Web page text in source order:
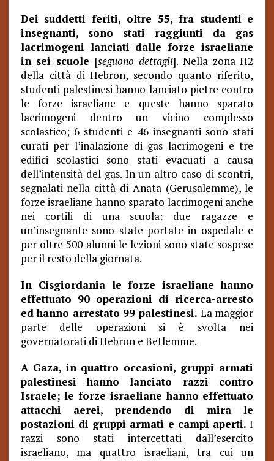
Dei suddetti feriti, oltre 55, fra studenti e
insegnanti, sono stati raggiunti da gas
lacrimogeni lanciati dalle forze israeliane
in sei scuole [seguono dettagli]. Nella zona H2
della città di Hebron, secondo quanto riferito,
studenti palestinesi hanno lanciato pietre contro
le forze israeliane e queste hanno sparato
lacrimogeni dentro un vicino complesso
scolastico; 6 studenti e 46 insegnanti sono stati
curati per l’inalazione di gas lacrimogeni e tre
edifici scolastici sono stati evacuati a causa
dell’intensità del gas. In un altro caso di scontri,
segnalati nella città di Anata (Gerusalemme), le
forze israeliane hanno sparato lacrimogeni anche
nei cortili di una scuola: due ragazze e
un’insegnante sono state portate in ospedale e
per oltre 500 alunni le lezioni sono state sospese
per il resto della giornata.
In Cisgiordania le forze israeliane hanno
effettuato 90 operazioni di ricerca-arresto
ed hanno arrestato 99 palestinesi. La maggior
parte delle operazioni si è svolta nei
governatorati di Hebron e Betlemme.
A Gaza, in quattro occasioni, gruppi armati
palestinesi hanno lanciato razzi contro
Israele; le forze israeliane hanno effettuato
attacchi aerei, prendendo di mira le
postazioni di gruppi armati e campi aperti.I
razzi sono stati intercettati dall’esercito
israeliano, ma quattro israeliani, tra cui un